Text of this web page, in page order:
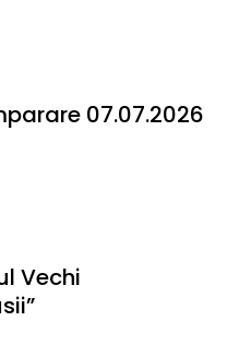
07.07.2026
Vechi